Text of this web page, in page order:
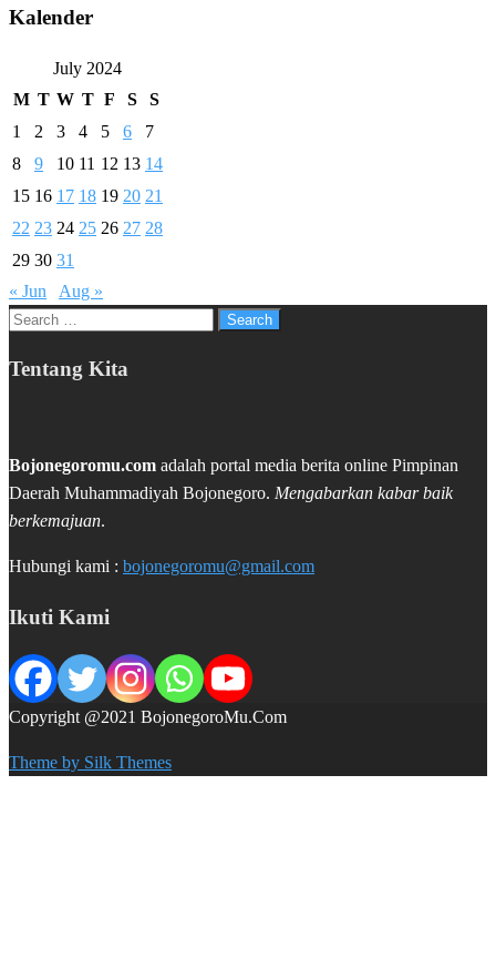
Kalender
July 2024
M T W T F S
S
1
2 3 4 5 6
7
8
9 10 11 12 13 14
15 16 17 18 19 20 21
22 23 24 25 26 27 28
29 30 31
« Jun
Aug »
Search
Tentang Kita
Bojonegoromu.com adalah portal media berita online Pimpinan
Daerah Muhammadiyah Bojonegoro. Mengabarkan kabar baik
berkemajuan.
Hubungi kami : bojonegoromu@gmail.com
Ikuti Kami
Copyright @2021 BojonegoroMu.Com
Theme by Silk Themes